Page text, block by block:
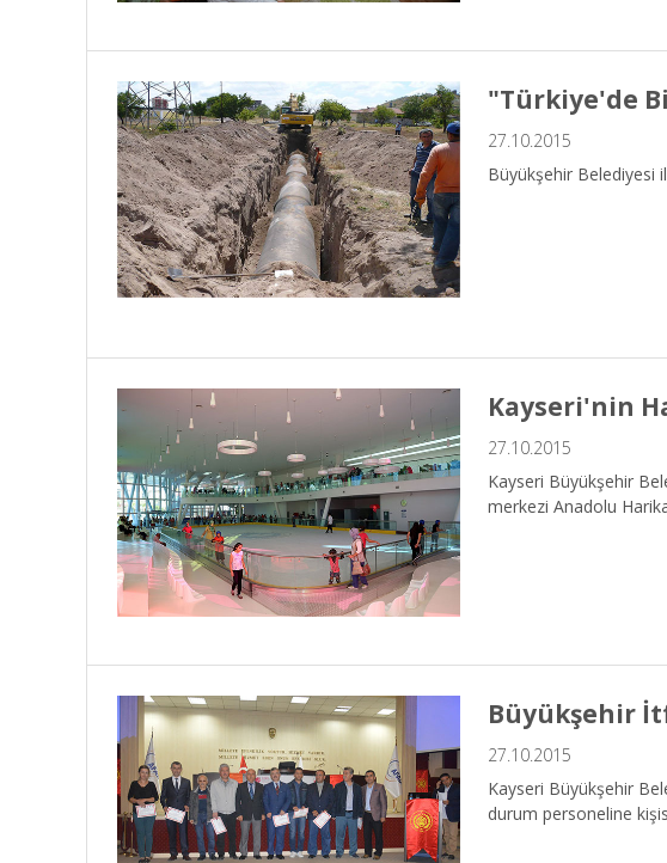
"Türkiye'de
27.10.2015
Büyükşehir Belediyesi
Kayseri'nin
27.10.2015
Kayseri Büyükşehir
merkezi Anadolu
Büyükşehir
27.10.2015
Kayseri Büyükşehir
durum personeline